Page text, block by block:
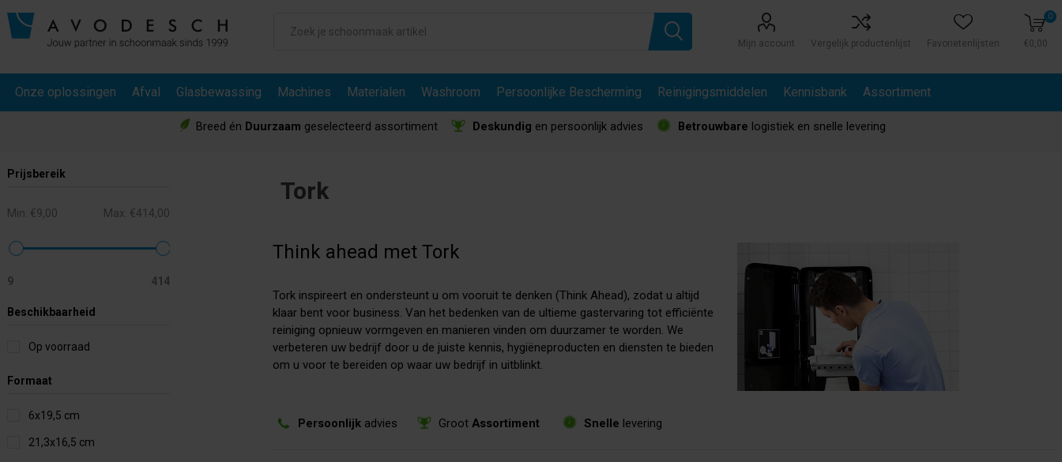
Mijn account Vergelijk productenlijst Favorietenlijsten
0
€0,00
Onze oplossingen Afval Glasbewassing Machines Materialen Washroom Persoonlijke Bescherming Reinigingsmiddelen Kennisbank Assortiment
Breed én Duurzaam geselecteerd assortiment Deskundig en persoonlijk advies Betrouwbare logistiek en snelle levering
Prijsbereik
Min: €9,00 Max: €414,00
9 414
Beschikbaarheid
Op voorraad
Formaat
6x19,5 cm
21,3x16,5 cm
Tork
Think ahead met Tork
Tork inspireert en ondersteunt u om vooruit te denken (Think Ahead), zodat u altijd
klaar bent voor business. Van het bedenken van de ultieme gastervaring tot efficiënte
reiniging opnieuw vormgeven en manieren vinden om duurzamer te worden. We
verbeteren uw bedrijf door u de juiste kennis, hygiëneproducten en diensten te bieden
om u voor te bereiden op waar uw bedrijf in uitblinkt.
Persoonlijk advies Groot Assortiment Snelle levering